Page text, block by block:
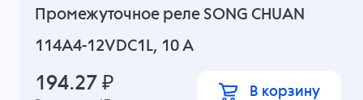
Промежуточное реле SONG CHUAN
114A4-12VDC1L, 10 A
194.27 ₽ В корзину